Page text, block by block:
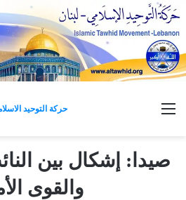
حركة التوحيد القائمة
صيدا: إشكال بين
والقوى